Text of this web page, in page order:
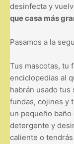
desinfecta y
que casa más
Pasamos a la
Tus mascotas, tu
enciclopedias al
habrán usado tus
fundas, cojines y
un pequeño
detergente y
caliente o